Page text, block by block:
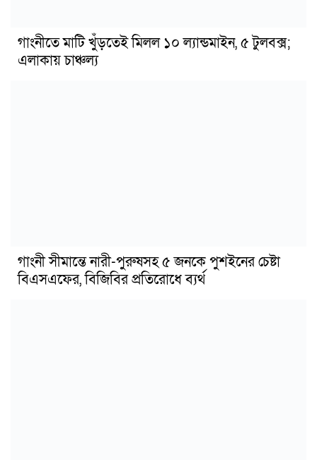
গাংনীতে মাটি খুঁড়তেই মিলল ১০ ল্যান্ডমাইন, ৫ টুলবক্স;
এলাকায় চাঞ্চল্য
গাংনী সীমান্তে নারী-পুরুষসহ ৫ জনকে পুশইনের চেষ্টা
বিএসএফের, বিজিবির প্রতিরোধে ব্যর্থ